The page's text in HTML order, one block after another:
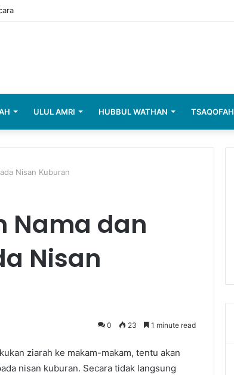
ULUL AMRI HUBBUL WATHAN TSAQOFAH
Nisan Kuburan
Nama dan
Nisan
0 23 1 minute read
ziarah ke makam-makam, tentu akan
nisan kuburan. Secara tidak langsung